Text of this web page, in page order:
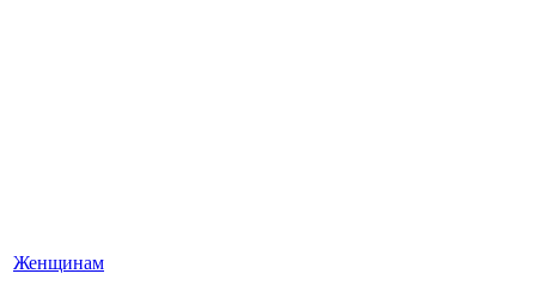
Женщинам